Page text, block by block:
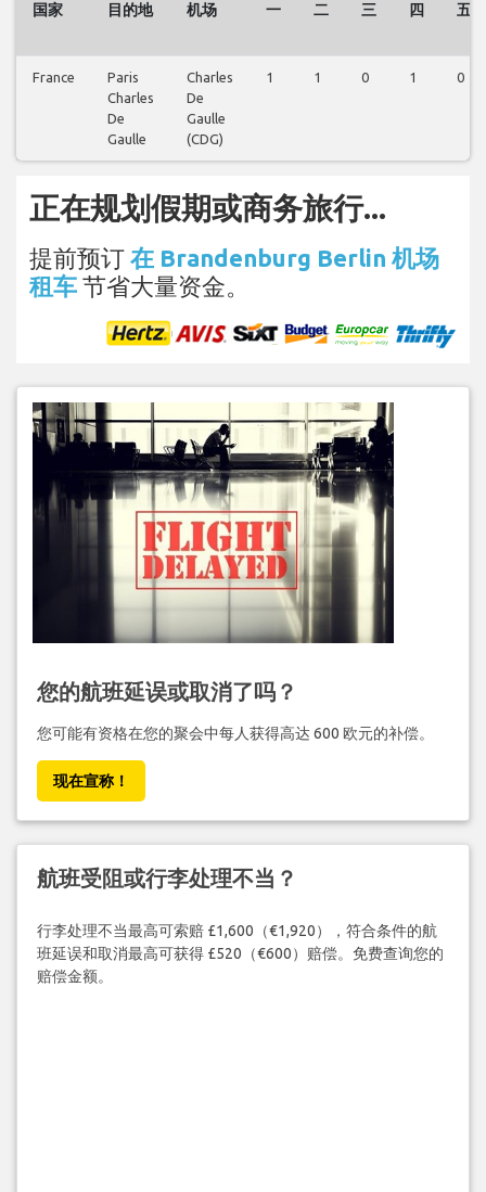
国家 目的地 机场 一 二 三 四 五
France
Paris
Charles
De
Gaulle
Charles
De
Gaulle
(CDG)
1 1 0 1 0
正在规划假期或商务旅行...
提前预订 在 Brandenburg Berlin 机场
租车 节省大量资金。
您的航班延误或取消了吗？
您可能有资格在您的聚会中每人获得高达 600 欧元的补偿。
现在宣称！
航班受阻或行李处理不当？
行李处理不当最高可索赔 £1,600（€1,920），符合条件的航
班延误和取消最高可获得 £520（€600）赔偿。免费查询您的
赔偿金额。